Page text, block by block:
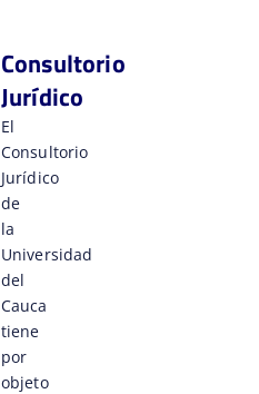
Consultorio
Jurídico
El
Consultorio
Jurídico
de
la
Universidad
del
Cauca
tiene
por
objeto